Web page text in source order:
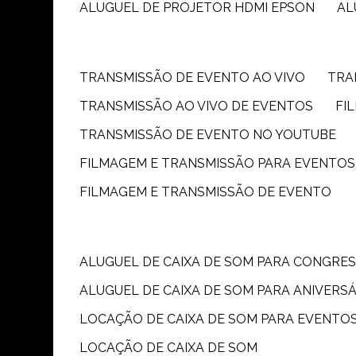
ALUGUEL DE PROJETOR HDMI EPSON
TRANSMISSÃO DE EVENTO AO VIVO
TRANSMISSÃO AO VIVO DE EVENTOS
TRANSMISSÃO DE EVENTO NO YOUTUBE
FILMAGEM E TRANSMISSÃO PARA EVENTOS
FILMAGEM E TRANSMISSÃO DE EVENTO
ALUGUEL DE CAIXA DE SOM PARA
ALUGUEL DE CAIXA DE SOM PARA
LOCAÇÃO DE CAIXA DE SOM PARA
LOCAÇÃO DE CAIXA DE SOM